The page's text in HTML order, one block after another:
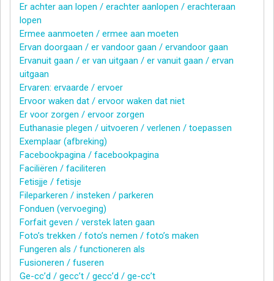
Er achter aan lopen / erachter aanlopen / erachteraan
lopen
Ermee aanmoeten / ermee aan moeten
Ervan doorgaan / er vandoor gaan / ervandoor gaan
Ervanuit gaan / er van uitgaan / er vanuit gaan / ervan
uitgaan
Ervaren: ervaarde / ervoer
Ervoor waken dat / ervoor waken dat niet
Er voor zorgen / ervoor zorgen
Euthanasie plegen / uitvoeren / verlenen / toepassen
Exemplaar (afbreking)
Facebookpagina / facebookpagina
Faciliëren / faciliteren
Fetisjje / fetisje
Fileparkeren / insteken / parkeren
Fonduen (vervoeging)
Forfait geven / verstek laten gaan
Foto’s trekken / foto’s nemen / foto’s maken
Fungeren als / functioneren als
Fusioneren / fuseren
Ge-cc’d / gecc’t / gecc’d / ge-cc’t